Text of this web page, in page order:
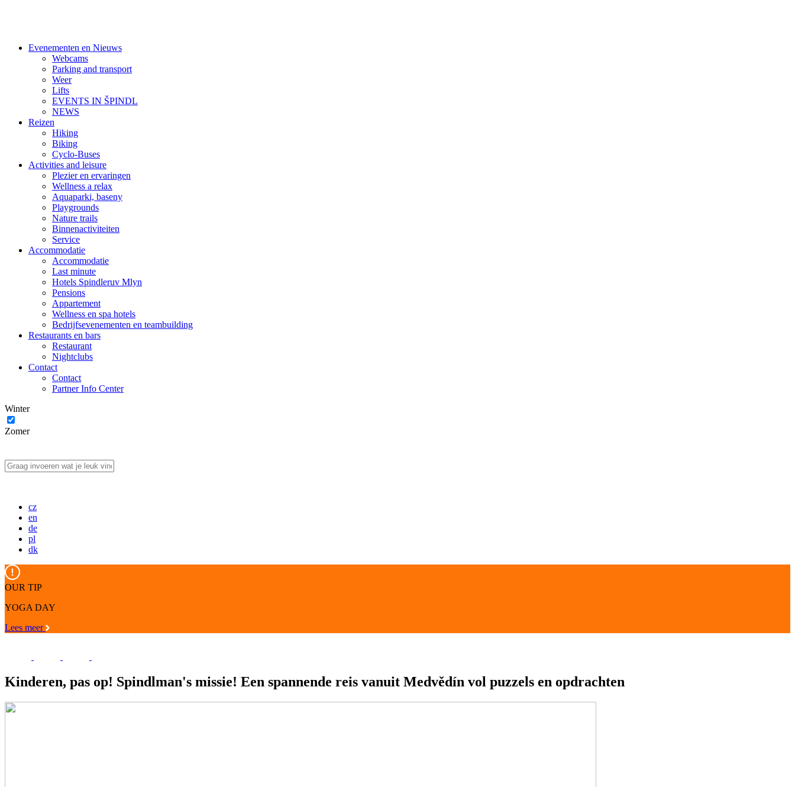
Evenementen en Nieuws
Webcams
Parking and transport
Weer
Lifts
EVENTS IN ŠPINDL
NEWS
Reizen
Hiking
Biking
Cyclo-Buses
Activities and leisure
Plezier en ervaringen
Wellness a relax
Aquaparki, baseny
Playgrounds
Nature trails
Binnenactiviteiten
Service
Accommodatie
Accommodatie
Last minute
Hotels Spindleruv Mlyn
Pensions
Appartement
Wellness en spa hotels
Bedrijfsevenementen en teambuilding
Restaurants en bars
Restaurant
Nightclubs
Contact
Contact
Partner Info Center
Winter
Zomer
cz
en
de
pl
dk
OUR TIP
YOGA DAY
Lees meer
Kinderen, pas op! Spindlman's missie! Een spannende reis vanuit Medvědín vol puzzels en opdrachten